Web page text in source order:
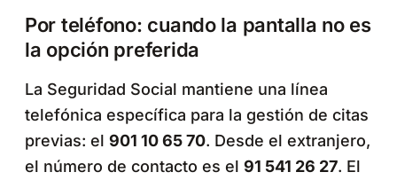
Por teléfono: cuando la pantalla no es
la opción preferida
La Seguridad Social mantiene una línea
telefónica específica para la gestión de citas
previas: el 901 10 65 70. Desde el extranjero,
el número de contacto es el 91 541 26 27. El